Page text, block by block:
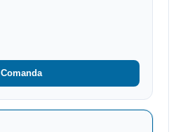
Comanda